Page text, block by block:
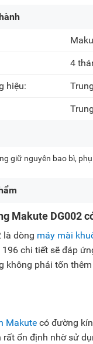
4
hiệu:
giữ nguyên bao bì,
Makute DG002
là dòng máy mài
chi tiết sẽ đáp
không phải tốn
Makute có đường
ổn định nhờ sử